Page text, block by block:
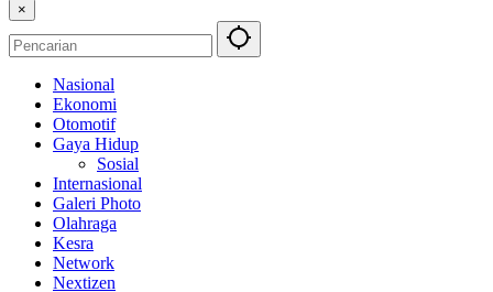
×
Nasional
Ekonomi
Otomotif
Gaya Hidup
Sosial
Internasional
Galeri Photo
Olahraga
Kesra
Network
Nextizen